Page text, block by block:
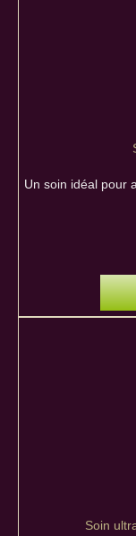
Un soin idéal pour
Soin